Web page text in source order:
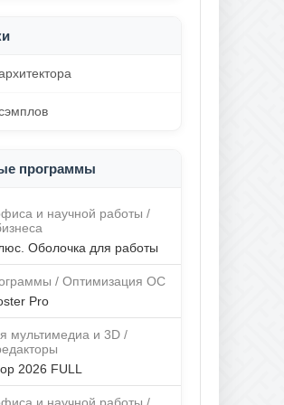
программы
и научной работы /
Оболочка для работы
/ Оптимизация ОС
Pro
мультимедиа и 3D /
2026 FULL